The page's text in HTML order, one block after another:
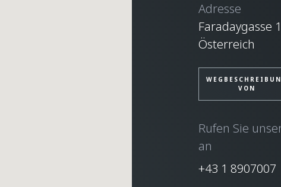
Adresse
Faradaygasse
Österreich
VON
Rufen Sie
an
+43 1 8907007